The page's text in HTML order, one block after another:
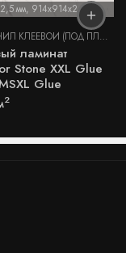
LVT
2,5 мм, 914х914х2,5 мм
КВАРЦВИНИЛ КЛЕЕВОЙ (ПОД ПЛИТКУ И КАМЕНЬ)
ламинат
Stone XXL Glue
Glue
2